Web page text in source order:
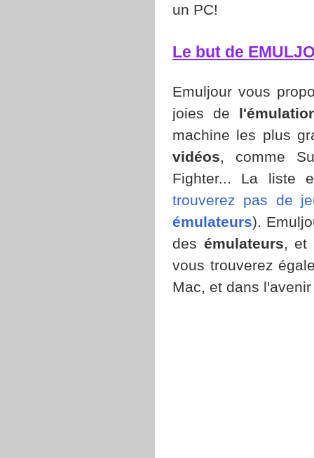
un PC!
Le but de
Emuljour vous
joies de
machine les plus
vidéos, comme
Fighter... La liste
trouverez pas de
émulateurs).
des émulateurs, et
vous trouverez
Mac, et dans